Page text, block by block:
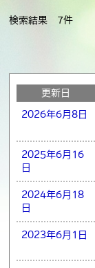
検索結果 7件
更新日
2026年6月8日
2025年6月16
日
2024年6月18
日
2023年6月1日